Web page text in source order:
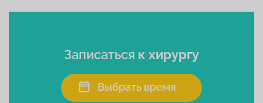
Записаться к хирургу
Выбрать время